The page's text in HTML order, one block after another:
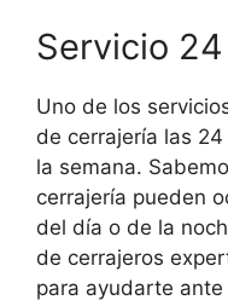
Servicio
Uno de los
de cerrajería las
la semana.
cerrajería pueden
del día o de la
de cerrajeros
para ayudarte